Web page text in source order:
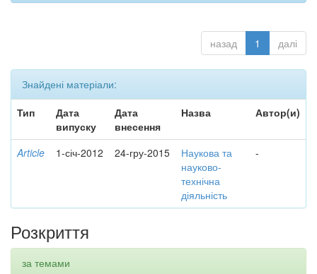
назад 1 далі
Знайдені матеріали:
Тип
Дата
випуску
Дата
внесення
Назва Автор(и)
Article 1-січ-2012 24-гру-2015
Наукова та
науково-
технічна
діяльність
-
Розкриття
за темами